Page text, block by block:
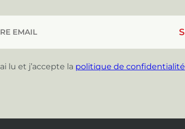
lu et j’accepte la politique de confidentialité